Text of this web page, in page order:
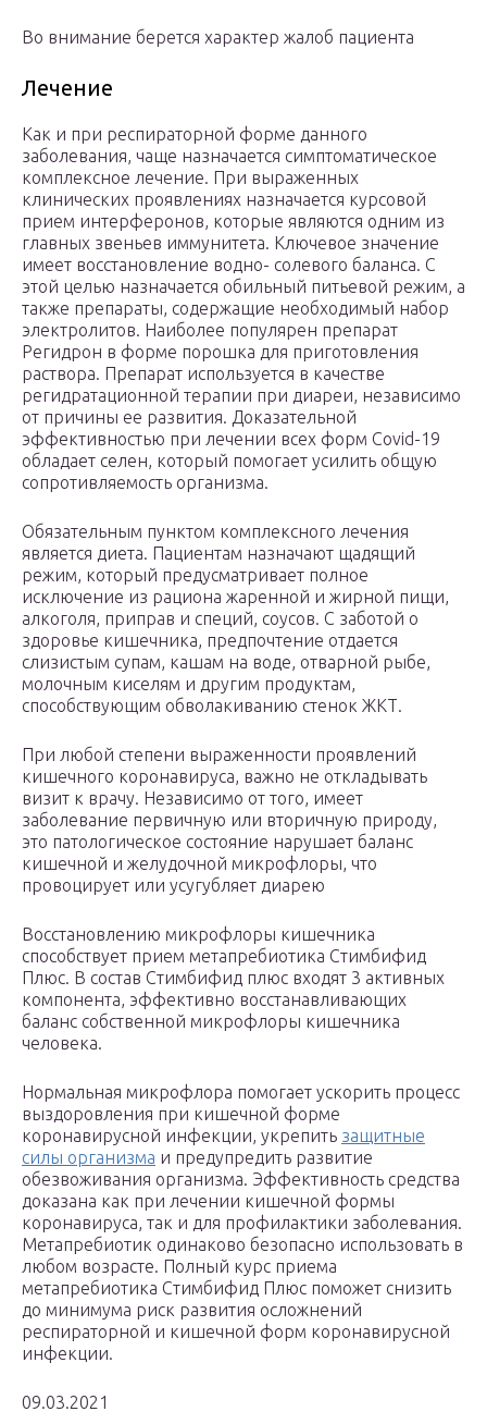
Во внимание берется характер жалоб пациента
Лечение
Как и при респираторной форме данного
заболевания, чаще назначается симптоматическое
комплексное лечение. При выраженных
клинических проявлениях назначается курсовой
прием интерферонов, которые являются одним из
главных звеньев иммунитета. Ключевое значение
имеет восстановление водно- солевого баланса. С
этой целью назначается обильный питьевой режим, а
также препараты, содержащие необходимый набор
электролитов. Наиболее популярен препарат
Регидрон в форме порошка для приготовления
раствора. Препарат используется в качестве
регидратационной терапии при диареи, независимо
от причины ее развития. Доказательной
эффективностью при лечении всех форм Covid-19
обладает селен, который помогает усилить общую
сопротивляемость организма.
Обязательным пунктом комплексного лечения
является диета. Пациентам назначают щадящий
режим, который предусматривает полное
исключение из рациона жаренной и жирной пищи,
алкоголя, приправ и специй, соусов. С заботой о
здоровье кишечника, предпочтение отдается
слизистым супам, кашам на воде, отварной рыбе,
молочным киселям и другим продуктам,
способствующим обволакиванию стенок ЖКТ.
При любой степени выраженности проявлений
кишечного коронавируса, важно не откладывать
визит к врачу. Независимо от того, имеет
заболевание первичную или вторичную природу,
это патологическое состояние нарушает баланс
кишечной и желудочной микрофлоры, что
провоцирует или усугубляет диарею
Восстановлению микрофлоры кишечника
способствует прием метапребиотика Стимбифид
Плюс. В состав Стимбифид плюс входят 3 активных
компонента, эффективно восстанавливающих
баланс собственной микрофлоры кишечника
человека.
Нормальная микрофлора помогает ускорить процесс
выздоровления при кишечной форме
коронавирусной инфекции, укрепить защитные
силы организма и предупредить развитие
обезвоживания организма. Эффективность средства
доказана как при лечении кишечной формы
коронавируса, так и для профилактики заболевания.
Метапребиотик одинаково безопасно использовать в
любом возрасте. Полный курс приема
метапребиотика Стимбифид Плюс поможет снизить
до минимума риск развития осложнений
респираторной и кишечной форм коронавирусной
инфекции.
09.03.2021